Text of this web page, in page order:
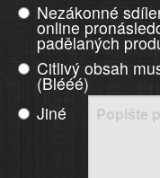
Nezákonné
online
padělaných
Citlivý obsah
(Blééé)
Jiné